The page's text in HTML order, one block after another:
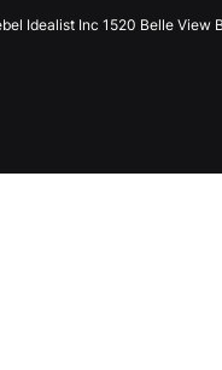
Idealist Inc 1520 Belle View